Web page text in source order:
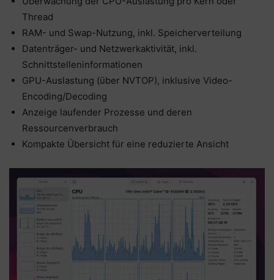
Thread
RAM- und Swap-Nutzung, inkl. Speicherverteilung
Datenträger- und Netzwerkaktivität, inkl.
Schnittstelleninformationen
GPU-Auslastung (über NVTOP), inklusive Video-
Encoding/Decoding
Anzeige laufender Prozesse und deren
Ressourcenverbrauch
Kompakte Übersicht für eine reduzierte Ansicht